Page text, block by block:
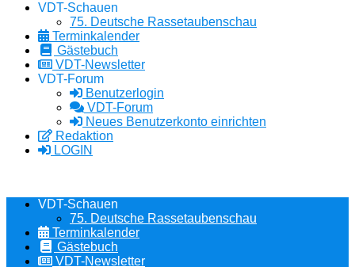
VDT-Schauen
75. Deutsche Rassetaubenschau
Terminkalender
Gästebuch
VDT-Newsletter
VDT-Forum
Benutzerlogin
VDT-Forum
Neues Benutzerkonto einrichten
Redaktion
LOGIN
VDT-Schauen
75. Deutsche Rassetaubenschau
Terminkalender
Gästebuch
VDT-Newsletter